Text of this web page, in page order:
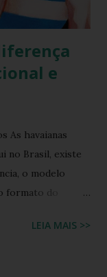
comprar os
e
As havaianas
no Brasil, existe
o modelo
formato do
desconhecem é
LEIA MAIS >>